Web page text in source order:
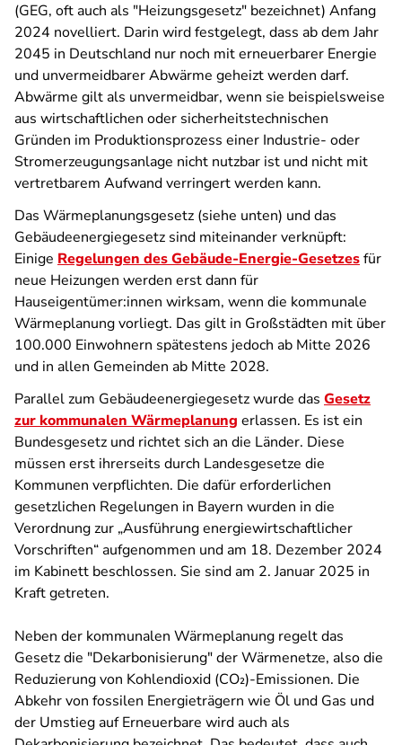
(GEG, oft auch als "Heizungsgesetz" bezeichnet) Anfang
2024 novelliert. Darin wird festgelegt, dass ab dem Jahr
2045 in Deutschland nur noch mit erneuerbarer Energie
und unvermeidbarer Abwärme geheizt werden darf.
Abwärme gilt als unvermeidbar, wenn sie beispielsweise
aus wirtschaftlichen oder sicherheitstechnischen
Gründen im Produktionsprozess einer Industrie- oder
Stromerzeugungsanlage nicht nutzbar ist und nicht mit
vertretbarem Aufwand verringert werden kann.
Das Wärmeplanungsgesetz (siehe unten) und das
Gebäudeenergiegesetz sind miteinander verknüpft:
Einige Regelungen des Gebäude-Energie-Gesetzesfür
neue Heizungen werden erst dann für
Hauseigentümer:innen wirksam, wenn die kommunale
Wärmeplanung vorliegt. Das gilt in Großstädten mit über
100.000 Einwohnern spätestens jedoch ab Mitte 2026
und in allen Gemeinden ab Mitte 2028.
Parallel zum Gebäudeenergiegesetz wurde das Gesetz
zur kommunalen Wärmeplanung erlassen. Es ist ein
Bundesgesetz und richtet sich an die Länder. Diese
müssen erst ihrerseits durch Landesgesetze die
Kommunen verpflichten. Die dafür erforderlichen
gesetzlichen Regelungen in Bayern wurden in die
Verordnung zur „Ausführung energiewirtschaftlicher
Vorschriften“ aufgenommen und am 18. Dezember 2024
im Kabinett beschlossen. Sie sind am 2. Januar 2025 in
Kraft getreten.
Neben der kommunalen Wärmeplanung regelt das
Gesetz die "Dekarbonisierung" der Wärmenetze, also die
Reduzierung von Kohlendioxid (CO₂)-Emissionen. Die
Abkehr von fossilen Energieträgern wie Öl und Gas und
der Umstieg auf Erneuerbare wird auch als